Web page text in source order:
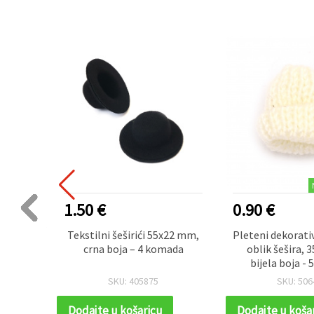
1.50 €
Tekstilni šeširići 55x22 mm,
crna boja – 4 komada
SKU: 405875
Dodajte u košaricu
0.90 €
Pleteni
oblik šešira,
bijela boja -
SKU:
Dodajte u